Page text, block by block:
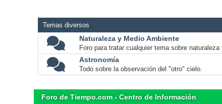
Temas diversos
Naturaleza y Medio Ambiente
Foro para tratar cualquier tema sobre
Astronomía
Todo sobre la observación del "otro" cielo.
Foro de Tiempo.com - Centro de Información